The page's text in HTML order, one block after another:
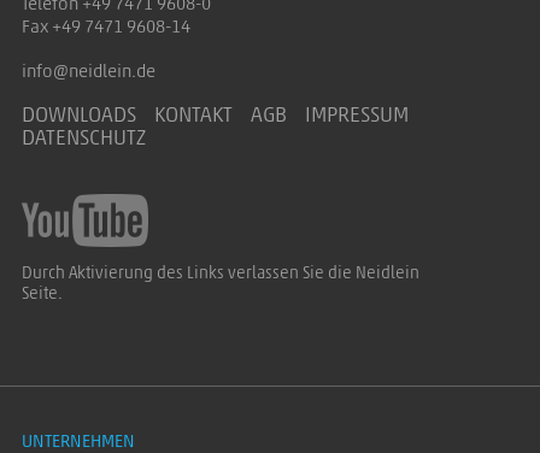
Telefon +49 7471 9608-0
Fax +49 7471 9608-14
info@neidlein.de
DOWNLOADS KONTAKT AGB
IMPRESSUM
DATENSCHUTZ
Durch Aktivierung des Links verlassen Sie die Neidlein
Seite.
UNTERNEHMEN